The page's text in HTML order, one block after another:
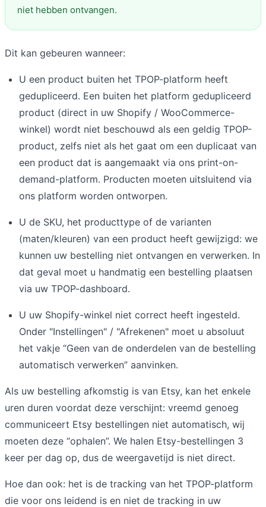
niet hebben ontvangen.
Dit kan gebeuren wanneer:
U een product buiten het TPOP-platform heeft
gedupliceerd. Een buiten het platform gedupliceerd
product (direct in uw Shopify / WooCommerce-
winkel) wordt niet beschouwd als een geldig TPOP-
product, zelfs niet als het gaat om een duplicaat van
een product dat is aangemaakt via ons print-on-
demand-platform. Producten moeten uitsluitend via
ons platform worden ontworpen.
U de SKU, het producttype of de varianten
(maten/kleuren) van een product heeft gewijzigd: we
kunnen uw bestelling niet ontvangen en verwerken. In
dat geval moet u handmatig een bestelling plaatsen
via uw TPOP-dashboard.
U uw Shopify-winkel niet correct heeft ingesteld.
Onder "Instellingen" / "Afrekenen" moet u absoluut
het vakje “Geen van de onderdelen van de bestelling
automatisch verwerken” aanvinken.
Als uw bestelling afkomstig is van Etsy, kan het enkele
uren duren voordat deze verschijnt: vreemd genoeg
communiceert Etsy bestellingen niet automatisch, wij
moeten deze “ophalen”. We halen Etsy-bestellingen 3
keer per dag op, dus de weergavetijd is niet direct.
Hoe dan ook: het is de tracking van het TPOP-platform
die voor ons leidend is en niet de tracking in uw